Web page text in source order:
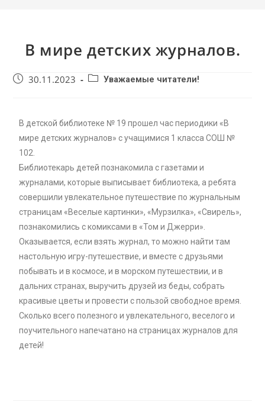
В мире детских журналов.
30.11.2023 Уважаемые читатели!
В детской библиотеке № 19 прошел час периодики «В
мире детских журналов» с учащимися 1 класса СОШ №
102.
Библиотекарь детей познакомила с газетами и
журналами, которые выписывает библиотека, а ребята
совершили увлекательное путешествие по журнальным
страницам «Веселые картинки», «Мурзилка», «Свирель»,
познакомились с комиксами в «Том и Джерри».
Оказывается, если взять журнал, то можно найти там
настольную игру-путешествие, и вместе с друзьями
побывать и в космосе, и в морском путешествии, и в
дальних странах, выручить друзей из беды, собрать
красивые цветы и провести с пользой свободное время.
Сколько всего полезного и увлекательного, веселого и
поучительного напечатано на страницах журналов для
детей!